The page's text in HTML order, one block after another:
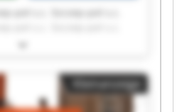
pol s.c. Szczep-pol s.c.
pol s.c. Szczep-pol s.c.
pol s.c. Szczep-pol s.c.
pol s.c.
Kleinanzeige